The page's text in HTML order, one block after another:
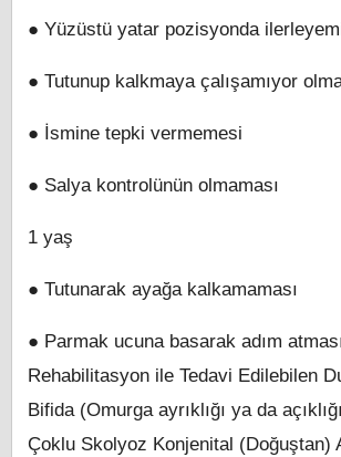
● Yüzüstü yatar pozisyonda
● Tutunup kalkmaya çalışamıyor
● İsmine tepki vermemesi
● Salya kontrolünün olmaması
1 yaş
● Tutunarak ayağa kalkamaması
● Parmak ucuna basarak adım
Rehabilitasyon ile Tedavi Edilebilen
Bifida (Omurga ayrıklığı ya da
Çoklu Skolyoz Konjenital (Doğuştan)